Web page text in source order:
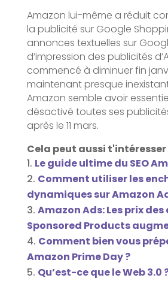
Amazon lui-même a réduit
la publicité sur Google
annonces textuelles sur
d’impression des publicités
commencé à diminuer fin
maintenant presque
Amazon semble avoir
désactivé toutes ses
après le 11 mars.
Cela peut aussi t'intéresser
Le guide ultime du SEO
Comment utiliser les
dynamiques sur Amazon
Amazon Ads: Les prix
Sponsored Products
Comment bien vous
Amazon Prime Day ?
Qu’est-ce que le Web 3.0